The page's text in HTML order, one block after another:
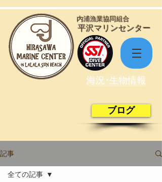
​平沢マリンセンター
​内浦漁業協同組合
海況･生物情報
ブログ
記事
全ての記事